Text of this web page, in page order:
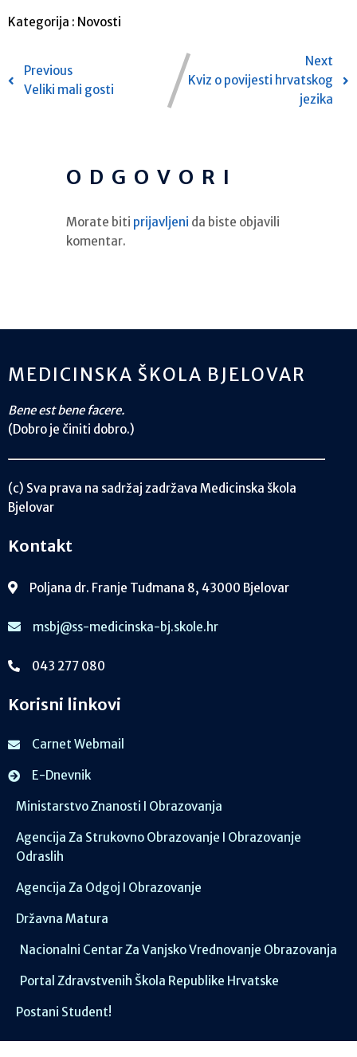
Kategorija : Novosti
Previous
Veliki mali gosti
Next
Kviz o povijesti hrvatskog
jezika
ODGOVORI
Morate biti prijavljeni da biste objavili
komentar.
MEDICINSKA ŠKOLA BJELOVAR
Bene est bene facere.
(Dobro je činiti dobro.)
(c) Sva prava na sadržaj zadržava Medicinska škola
Bjelovar
Kontakt
Poljana dr. Franje Tuđmana 8, 43000 Bjelovar
msbj@ss-medicinska-bj.skole.hr
043 277 080
Korisni linkovi
Carnet Webmail
E-Dnevnik
Ministarstvo Znanosti I Obrazovanja
Agencija Za Strukovno Obrazovanje I Obrazovanje
Odraslih
Agencija Za Odgoj I Obrazovanje
Državna Matura
Nacionalni Centar Za Vanjsko Vrednovanje Obrazovanja
Portal Zdravstvenih Škola Republike Hrvatske
Postani Student!